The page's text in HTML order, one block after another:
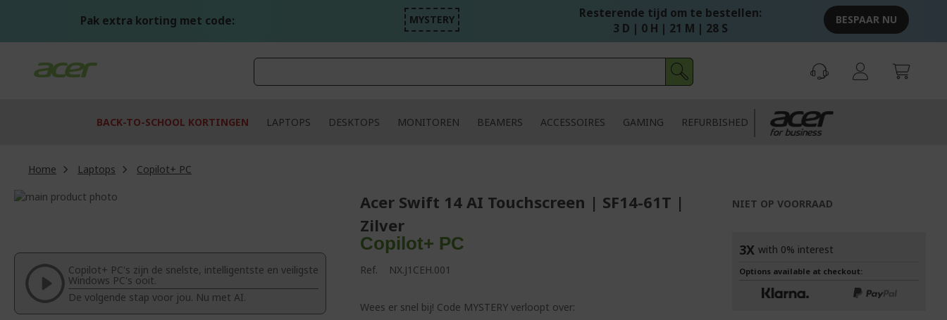
Pak extra korting met code: MYSTERY
Resterende tijd om te bestellen:
3 D | 0 H | 21 M | 27 S
BESPAAR NU
BACK-TO-SCHOOL KORTINGEN LAPTOPS DESKTOPS MONITOREN BEAMERS ACCESSOIRES GAMING REFURBISHED
Home Laptops
Copilot+ PC
Ga
van
afbeeldingen-
gallerij
begin
afbeeldingen-
gallerij
Copilot+ PC's zijn de snelste, intelligentste en veiligste
Windows PC's ooit.
De volgende stap voor jou. Nu met AI.
Acer Swift 14 AI Touchscreen | SF14-61T |
Zilver
Copilot+ PC
Ref. NX.J1CEH.001
Wees er snel bij! Code MYSTERY verloopt over:
NIET OP VOORRAAD
3X with 0% interest
Options available at checkout: